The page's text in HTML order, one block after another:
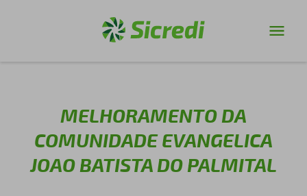
MELHORAMENTO DA
COMUNIDADE EVANGELICA
JOAO BATISTA DO PALMITAL